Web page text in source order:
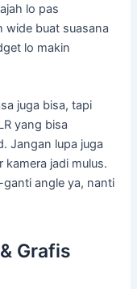
lo pas
wide buat suasana
lo makin
juga bisa, tapi
yang bisa
Jangan lupa juga
jadi mulus.
angle ya, nanti
Grafis